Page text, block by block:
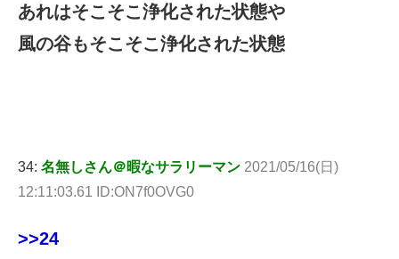
あれはそこそこ浄化された状態や
風の谷もそこそこ浄化された状態
34: 名無しさん＠暇なサラリーマン 2021/05/16(日)
12:11:03.61 ID:ON7f0OVG0
>>24